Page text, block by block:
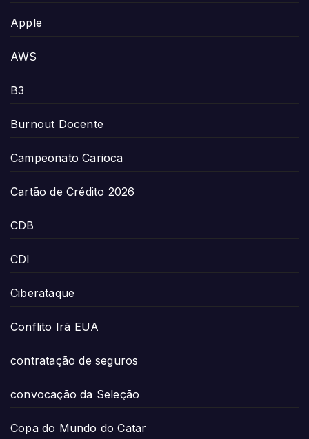
Apple
AWS
B3
Burnout Docente
Campeonato Carioca
Cartão de Crédito 2026
CDB
CDI
Ciberataque
Conflito Irã EUA
contratação de seguros
convocação da Seleção
Copa do Mundo do Catar